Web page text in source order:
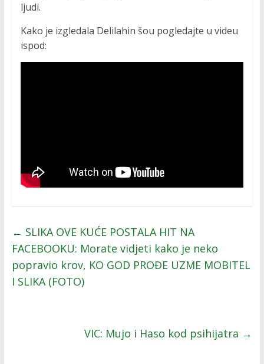
ljudi.
Kako je izgledala Delilahin šou pogledajte u videu
ispod:
← SLIKA OVE KUĆE POSTALA HIT NA
FACEBOOKU: Morate vidjeti kako je neko
popravio krov, KO GOD PROĐE UZME MOBITEL
I SLIKA (FOTO)
VIC: Mujo i Haso kod psihijatra →